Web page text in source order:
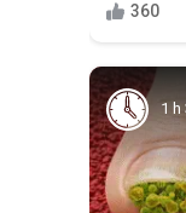
360
1 h